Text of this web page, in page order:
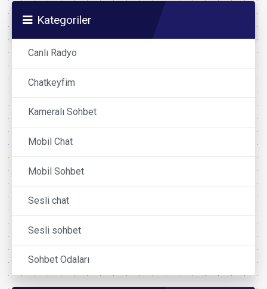
Kategoriler
Canlı Radyo
Chatkeyfim
Kameralı Sohbet
Mobil Chat
Mobil Sohbet
Sesli chat
Sesli sohbet
Sohbet Odaları